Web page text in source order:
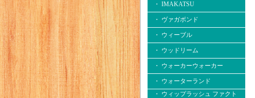
・ IMAKATSU
・ ヴァガボンド
・ ウィーブル
・ ウッドリーム
・ ウォーカーウォーカー
・ ウォーターランド
・ ウィップラッシュ ファクト